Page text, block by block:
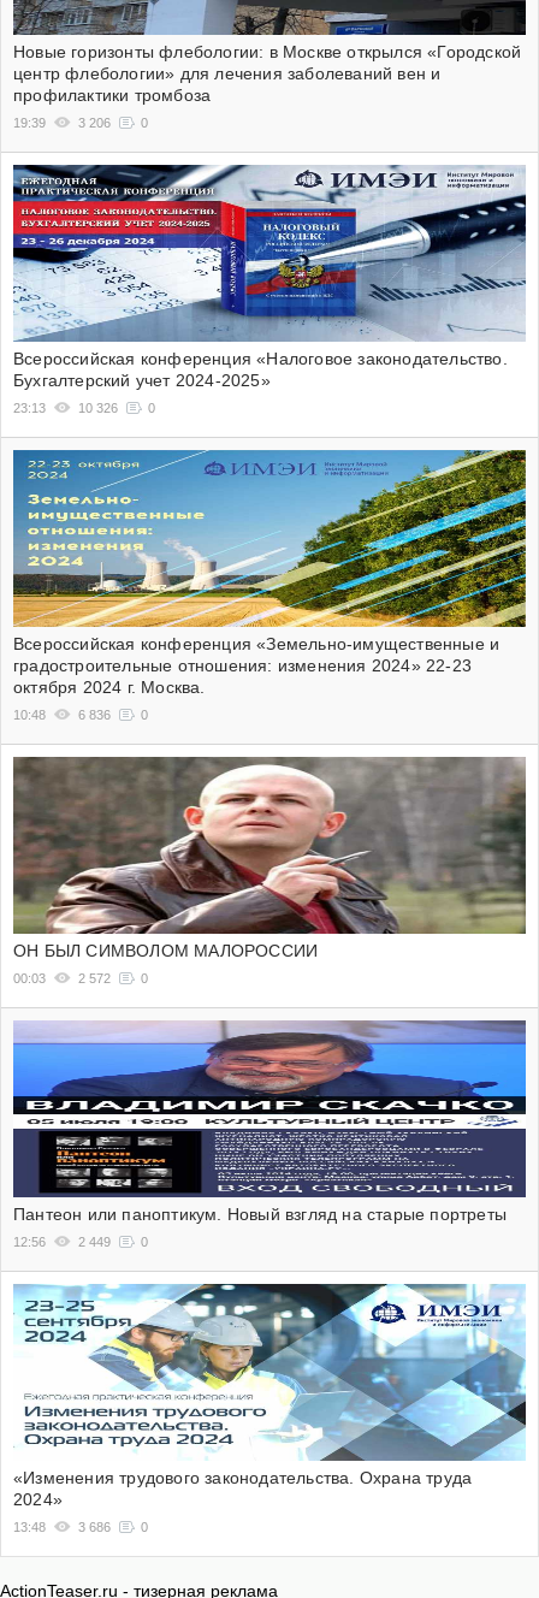
Новые горизонты флебологии: в Москве открылся «Городской
центр флебологии» для лечения заболеваний вен и
профилактики тромбоза
19:39 3 206 0
Всероссийская конференция «Налоговое законодательство.
Бухгалтерский учет 2024-2025»
23:13 10 326 0
Всероссийская конференция «Земельно-имущественные и
градостроительные отношения: изменения 2024» 22-23
октября 2024 г. Москва.
10:48 6 836 0
ОН БЫЛ СИМВОЛОМ МАЛОРОССИИ
00:03 2 572 0
Пантеон или паноптикум. Новый взгляд на старые портреты
12:56 2 449 0
«Изменения трудового законодательства. Охрана труда
2024»
13:48 3 686 0
ActionTeaser.ru - тизерная реклама